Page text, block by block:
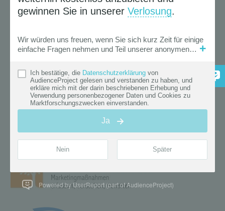
Powered by UserReport (part of AudienceProject)